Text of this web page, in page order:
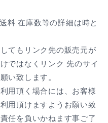
料 在庫数等の詳細は時と
てもリンク先の販売元が
ではなくリンク 先のサイ
い致します。
用頂く場合には、お客様
用頂けますようお願い致
任を負いかねます事ご了